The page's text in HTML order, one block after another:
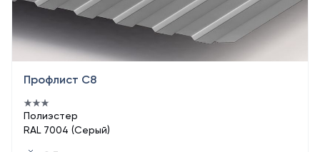
Профлист С8
Полиэстер
RAL 7004 (Серый)